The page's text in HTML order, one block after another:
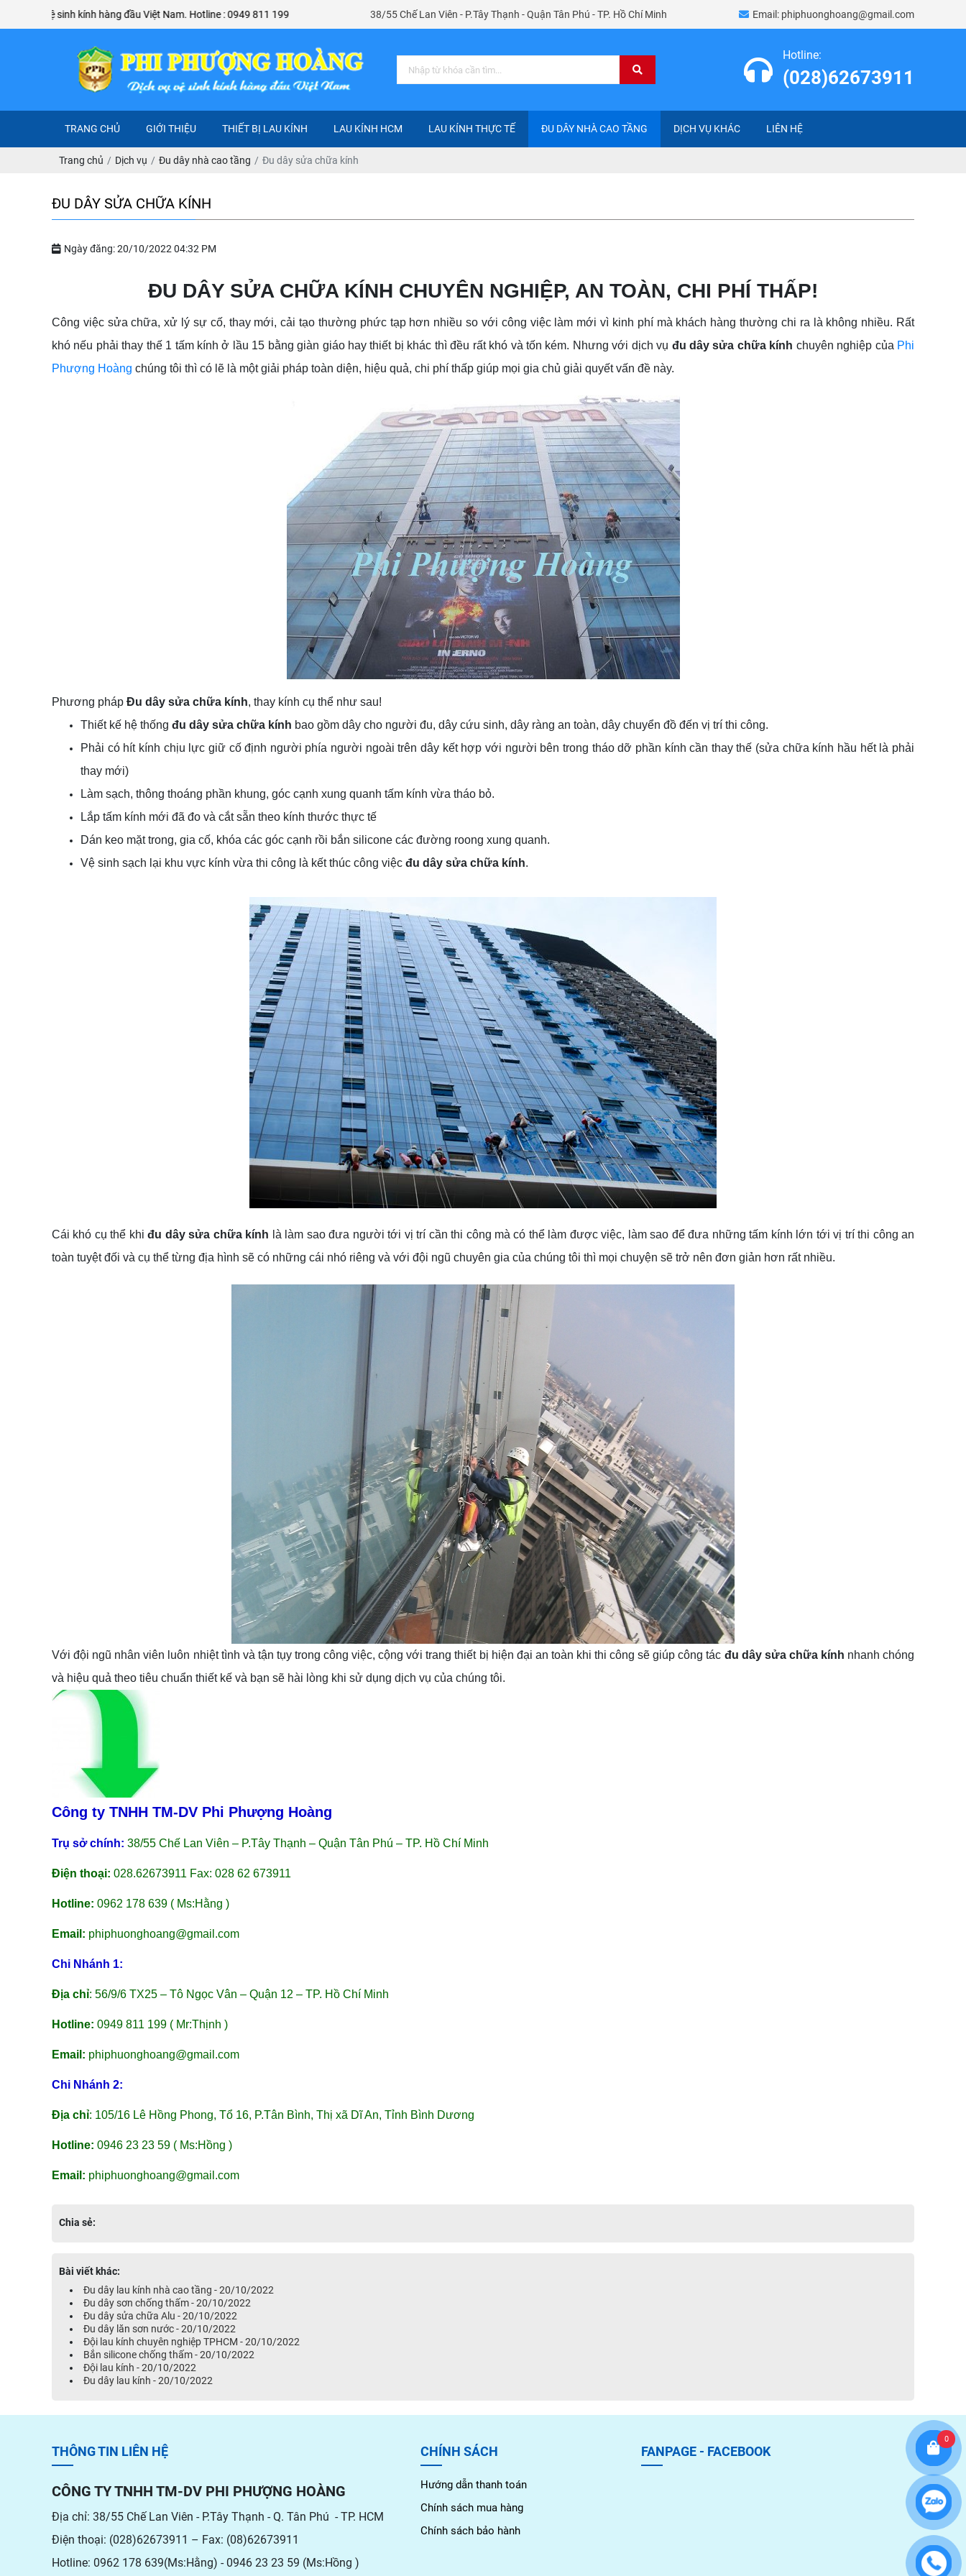
kính hàng đầu Việt Nam. Hotline : 0949 811 199 Email: phiphuonghoang@gmail.com
38/55 Chế Lan Viên - P.Tây Thạnh - Quận Tân Phú - TP. Hồ Chí Minh
Hotline:
(028)62673911
TRANG CHỦ GIỚI THIỆU THIẾT BỊ LAU KÍNH LAU KÍNH HCM LAU KÍNH THỰC TẾ ĐU DÂY NHÀ CAO TẦNG DỊCH VỤ KHÁC LIÊN HỆ
Trang chủ Dịch vụ Đu dây nhà cao tầng Đu dây sửa chữa kính
ĐU DÂY SỬA CHỮA KÍNH
Ngày đăng: 20/10/2022 04:32 PM
ĐU DÂY SỬA CHỮA KÍNH CHUYÊN NGHIỆP, AN TOÀN, CHI PHÍ THẤP!
Công việc sửa chữa, xử lý sự cố, thay mới, cải tạo thường phức tạp hơn nhiều so với công việc làm mới vì kinh phí mà khách hàng thường chi ra là không nhiều. Rất
khó nếu phải thay thế 1 tấm kính ở lầu 15 bằng giàn giáo hay thiết bị khác thì đều rất khó và tốn kém. Nhưng với dịch vụ đu dây sửa chữa kính chuyên nghiệp của Phi
Phượng Hoàng chúng tôi thì có lẽ là một giải pháp toàn diện, hiệu quả, chi phí thấp giúp mọi gia chủ giải quyết vấn đề này.
Phương pháp Đu dây sửa chữa kính, thay kính cụ thể như sau!
Thiết kế hệ thống đu dây sửa chữa kính bao gồm dây cho người đu, dây cứu sinh, dây ràng an toàn, dây chuyển đồ đến vị trí thi công.
Phải có hít kính chịu lực giữ cố định người phía người ngoài trên dây kết hợp với người bên trong tháo dỡ phần kính cần thay thế (sửa chữa kính hầu hết là phải
thay mới)
Làm sạch, thông thoáng phần khung, góc cạnh xung quanh tấm kính vừa tháo bỏ.
Lắp tấm kính mới đã đo và cắt sẵn theo kính thước thực tế
Dán keo mặt trong, gia cố, khóa các góc cạnh rồi bắn silicone các đường roong xung quanh.
Vệ sinh sạch lại khu vực kính vừa thi công là kết thúc công việc đu dây sửa chữa kính.
Cái khó cụ thể khiđu dây sửa chữa kính là làm sao đưa người tới vị trí cần thi công mà có thể làm được việc, làm sao để đưa những tấm kính lớn tới vị trí thi công an
toàn tuyệt đối và cụ thể từng địa hình sẽ có những cái nhó riêng và với đội ngũ chuyên gia của chúng tôi thì mọi chuyện sẽ trở nên đơn giản hơn rất nhiều.
Với đội ngũ nhân viên luôn nhiệt tình và tận tụy trong công việc, cộng với trang thiết bị hiện đại an toàn khi thi công sẽ giúp công tác đu dây sửa chữa kính nhanh chóng
và hiệu quả theo tiêu chuẩn thiết kế và bạn sẽ hài lòng khi sử dụng dịch vụ của chúng tôi.
Công ty TNHH TM-DV Phi Phượng Hoàng
Trụ sở chính: 38/55 Chế Lan Viên – P.Tây Thạnh – Quận Tân Phú – TP. Hồ Chí Minh
Điện thoại: 028.62673911 Fax: 028 62 673911
Hotline: 0962 178 639 ( Ms:Hằng )
Email: phiphuonghoang@gmail.com
Chi Nhánh 1:
Địa chỉ: 56/9/6 TX25 – Tô Ngọc Vân – Quận 12 – TP. Hồ Chí Minh
Hotline: 0949 811 199 ( Mr:Thịnh )
Email: phiphuonghoang@gmail.com
Chi Nhánh 2:
Địa chỉ: 105/16 Lê Hồng Phong, Tổ 16, P.Tân Bình, Thị xã Dĩ An, Tỉnh Bình Dương
Hotline: 0946 23 23 59 ( Ms:Hồng )
Email: phiphuonghoang@gmail.com
Chia sẻ:
Bài viết khác:
Đu dây lau kính nhà cao tầng - 20/10/2022
Đu dây sơn chống thấm - 20/10/2022
Đu dây sửa chữa Alu - 20/10/2022
Đu dây lăn sơn nước - 20/10/2022
Đội lau kính chuyên nghiệp TPHCM - 20/10/2022
Bắn silicone chống thấm - 20/10/2022
Đội lau kính - 20/10/2022
Đu dây lau kính - 20/10/2022
THÔNG TIN LIÊN HỆ
CÔNG TY TNHH TM-DV PHI PHƯỢNG HOÀNG
Địa chỉ: 38/55 Chế Lan Viên - P.Tây Thạnh - Q. Tân Phú - TP. HCM
Điện thoại: (028)62673911 – Fax: (08)62673911
Hotline: 0962 178 639(Ms:Hằng) - 0946 23 23 59 (Ms:Hồng )
CHÍNH SÁCH
Hướng dẫn thanh toán
Chính sách mua hàng
Chính sách bảo hành
FANPAGE - FACEBOOK
0